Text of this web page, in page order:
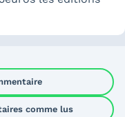
comme lus